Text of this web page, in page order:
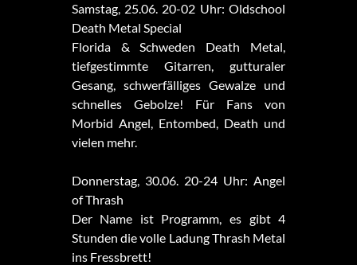
Samstag, 25.06. 20-02 Uhr: Oldschool
Death Metal Special
Florida & Schweden Death Metal,
tiefgestimmte Gitarren, gutturaler
Gesang, schwerfälliges Gewalze und
schnelles Gebolze! Für Fans von
Morbid Angel, Entombed, Death und
vielen mehr.
Donnerstag, 30.06. 20-24 Uhr: Angel
of Thrash
Der Name ist Programm, es gibt 4
Stunden die volle Ladung Thrash Metal
ins Fressbrett!